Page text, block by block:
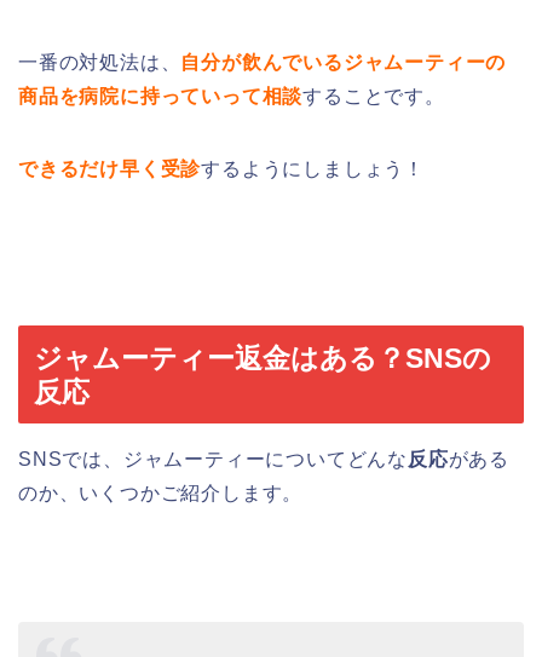
一番の対処法は、 自分が飲んでいるジャムーティーの
商品を病院に持っていって相談することです。
できるだけ早く受診するようにしましょう！
ジャムーティー返金はある？SNSの
反応
SNSでは、ジャムーティーについてどんな 反応がある
のか、いくつかご紹介します。